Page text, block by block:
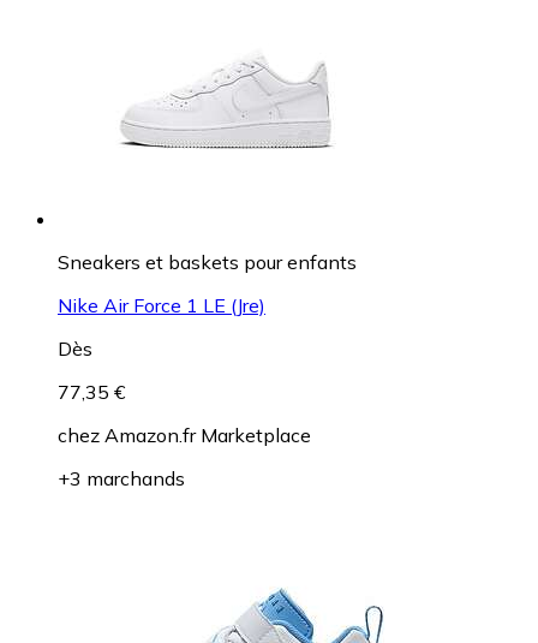
Sneakers et baskets pour enfants
Nike Air Force 1 LE (Jre)
Dès
77,35 €
chez Amazon.fr Marketplace
+3 marchands